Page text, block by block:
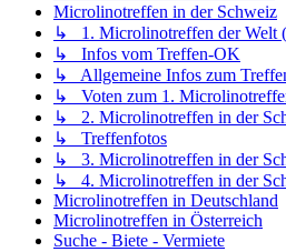
Microlinotreffen in der Schweiz
↳ 1. Microlinotreffen der Welt
↳ Infos vom Treffen-OK
↳ Allgemeine Infos zum
↳ Voten zum 1.
↳ 2. Microlinotreffen in der
↳ Treffenfotos
↳ 3. Microlinotreffen in der
↳ 4. Microlinotreffen in der
Microlinotreffen in Deutschland
Microlinotreffen in Österreich
Suche - Biete - Vermiete